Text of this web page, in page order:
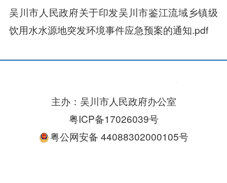
吴川市人民政府关于印发吴川市鉴江流域乡镇级
饮用水水源地突发环境事件应急预案的通知.pdf
主办：吴川市人民政府办公室
粤ICP备17026039号
粤公网安备 44088302000105号